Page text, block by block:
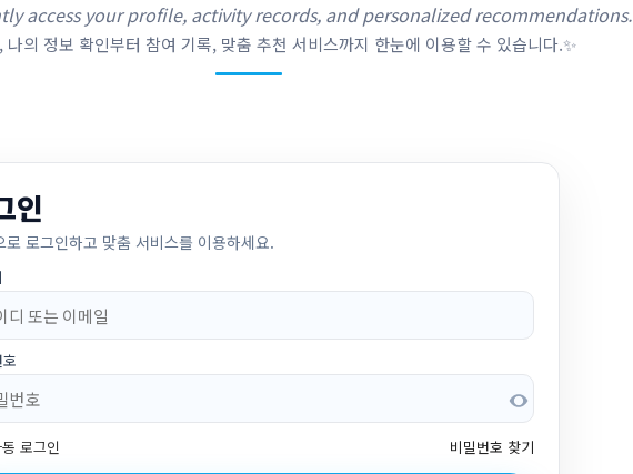
access your profile, activity records, and personalized recommendations.
나의 정보 확인부터 참여 기록, 맞춤 추천 서비스까지 한눈에 이용할 수 있습니다.✨
인
로 로그인하고 맞춤 서비스를 이용하세요.
로그인 비밀번호 찾기